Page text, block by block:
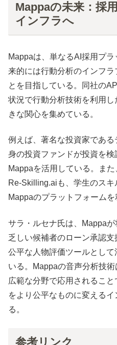
Mappaの未来：採
インフラへ
Mappaは、単なるAI採用プ
来的には行動分析のインフ
とを目指している。同社の
状況で行動分析技術を利用
きな関心を集めている。
例えば、著名な投資家であ
身の投資ファンドが投資を
Mappaを活用している。ま
Re-Skilling.aiも、学生のス
Mappaのプラットフォームを
サラ・ルセナ氏は、Mappa
乏しい候補者のローン承認
公平な人物評価ツールとし
いる。Mappaの音声分析技
広範な分野で応用されるこ
をより公平なものに変える
る。
参考リンク